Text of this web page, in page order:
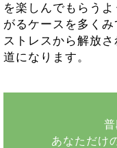
を楽しんでもらう
がるケースを多くみ
ストレスから解放
道になります。
普
あなただけ